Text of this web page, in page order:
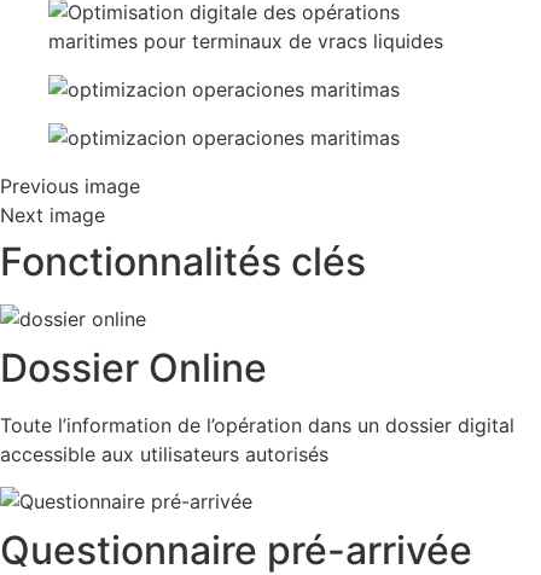
Previous image
Next image
Fonctionnalités clés
Dossier Online
Toute l’information de l’opération dans un dossier digital
accessible aux utilisateurs autorisés
Questionnaire pré-arrivée